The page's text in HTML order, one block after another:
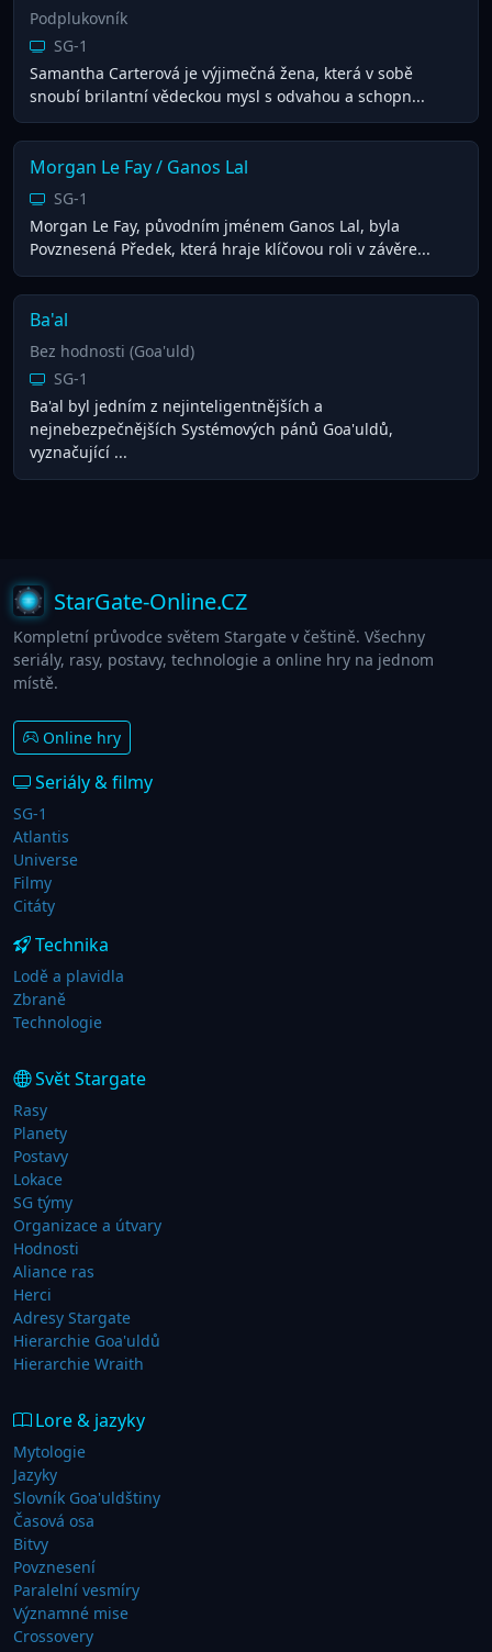
Podplukovník
SG-1
Samantha Carterová je výjimečná žena, která v sobě
snoubí brilantní vědeckou mysl s odvahou a schopn...
Morgan Le Fay / Ganos Lal
SG-1
Morgan Le Fay, původním jménem Ganos Lal, byla
Povznesená Předek, která hraje klíčovou roli v závěre...
Ba'al
Bez hodnosti (Goa'uld)
SG-1
Ba'al byl jedním z nejinteligentnějších a
nejnebezpečnějších Systémových pánů Goa'uldů,
vyznačující ...
StarGate-Online.CZ
Kompletní průvodce světem Stargate v češtině. Všechny
seriály, rasy, postavy, technologie a online hry na jednom
místě.
Online hry
Seriály & filmy
SG-1
Atlantis
Universe
Filmy
Citáty
Technika
Lodě a plavidla
Zbraně
Technologie
Svět Stargate
Rasy
Planety
Postavy
Lokace
SG týmy
Organizace a útvary
Hodnosti
Aliance ras
Herci
Adresy Stargate
Hierarchie Goa'uldů
Hierarchie Wraith
Lore & jazyky
Mytologie
Jazyky
Slovník Goa'uldštiny
Časová osa
Bitvy
Povznesení
Paralelní vesmíry
Významné mise
Crossovery